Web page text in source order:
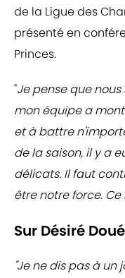
de la Ligue des
présenté en
Princes.
"Je pense que
mon équipe a
et à battre
de la saison, il y a
délicats. Il faut
être notre force.
Sur Désiré Doué
"Je ne dis pas à